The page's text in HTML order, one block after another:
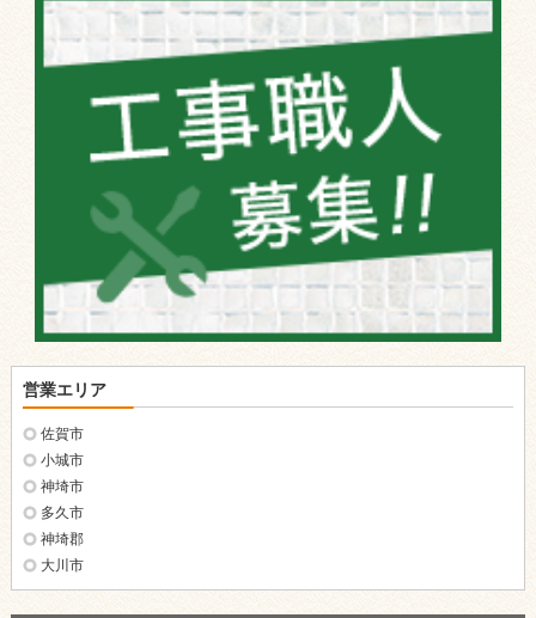
営業エリア
佐賀市
小城市
神埼市
多久市
神埼郡
大川市